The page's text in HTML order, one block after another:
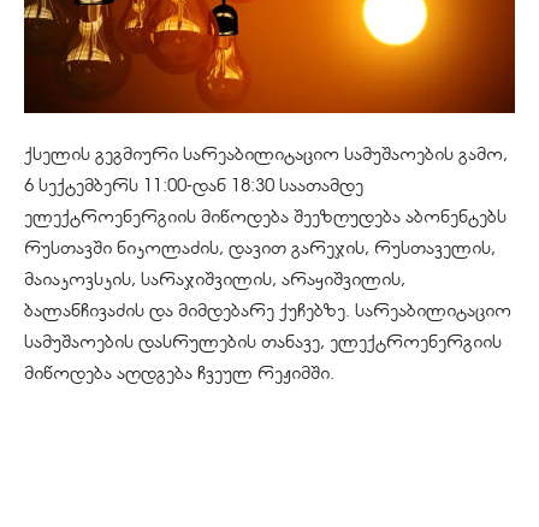
ქსელის გეგმიური სარეაბილიტაციო სამუშაოების გამო,
6 სექტემბერს 11:00-დან 18:30 საათამდე
ელექტროენერგიის მიწოდება შეეზღუდება აბონენტებს
რუსთავში ნიკოლაძის, დავით გარეჯის, რუსთაველის,
მაიაკოვსკის, სარაჯიშვილის, არაყიშვილის,
ბალანჩივაძის და მიმდებარე ქუჩებზე. სარეაბილიტაციო
სამუშაოების დასრულების თანავე, ელექტროენერგიის
მიწოდება აღდგება ჩვეულ რეჟიმში.